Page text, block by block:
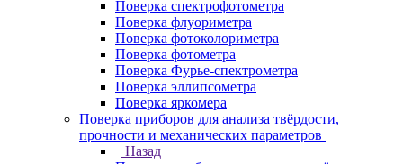
Поверка спектрофотометра
Поверка флуориметра
Поверка фотоколориметра
Поверка фотометра
Поверка Фурье-спектрометра
Поверка эллипсометра
Поверка яркомера
Поверка приборов для анализа твёрдости,
прочности и механических параметров
Назад